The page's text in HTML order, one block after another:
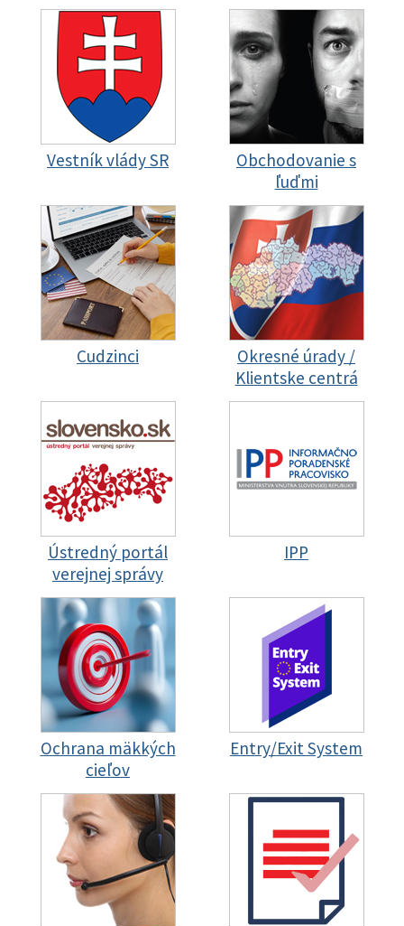
Vestník vlády SR
Obchodovanie s
ľuďmi
Cudzinci
Okresné úrady /
Klientske centrá
Ústredný portál
verejnej správy
IPP
Ochrana mäkkých
cieľov
Entry/Exit System